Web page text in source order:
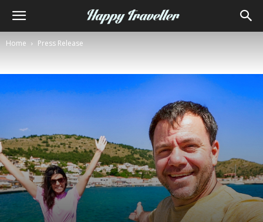
Home Press Release